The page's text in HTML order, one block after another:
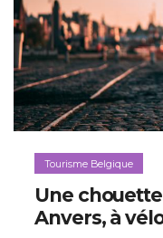
Tourisme Belgique
Une
Anvers, à